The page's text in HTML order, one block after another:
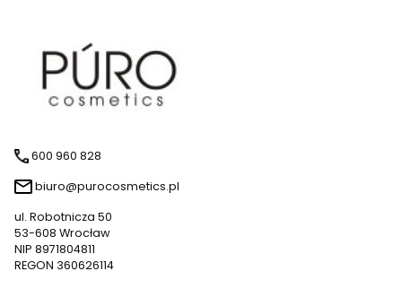
600 960 828
biuro@purocosmetics.pl
ul. Robotnicza 50
53-608 Wrocław
NIP 8971804811
REGON 360626114